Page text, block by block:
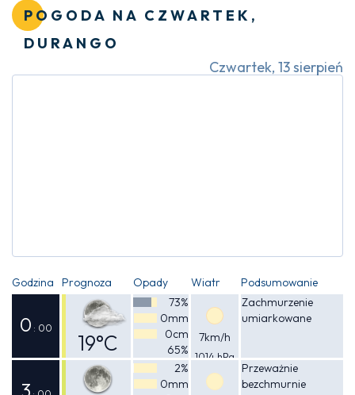
POGODA NA CZWARTEK,
DURANGO
Czwartek, 13 sierpień
Godzina Prognoza Opady Wiatr Podsumowanie
0 : 00
19°C
Odczuwalna
19°C
73%
0mm
0cm
65%
7km/h
1014 hPa
Zachmurzenie
umiarkowane
3
2%
0mm
Przeważnie
bezchmurnie